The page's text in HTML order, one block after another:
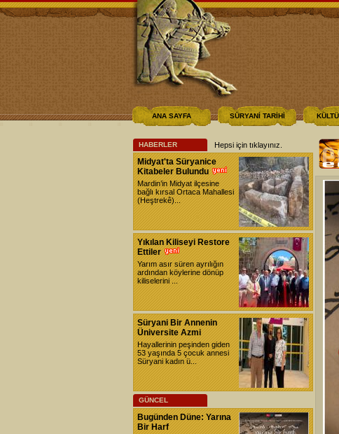
ANA SAYFA SÜRYANİ TARİHİ
HABERLER Hepsi için tıklayınız
Midyat'ta Süryanice
Kitabeler Bulundu
Mardin’in Midyat ilçesine
bağlı kırsal Ortaca Mahallesi
(Heştrekê)...
Yıkılan Kiliseyi Restore
Ettiler
Yarım asır süren ayrılığın
ardından köylerine dönüp
kiliselerini ...
Süryani Bir Annenin
Üniversite Azmi
Hayallerinin peşinden giden
53 yaşında 5 çocuk annesi
Süryani kadın ü...
GÜNCEL
Bugünden Düne: Yarına
Bir Harf